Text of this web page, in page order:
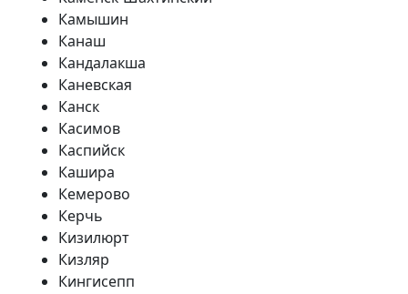
Камышин
Канаш
Кандалакша
Каневская
Канск
Касимов
Каспийск
Кашира
Кемерово
Керчь
Кизилюрт
Кизляр
Кингисепп